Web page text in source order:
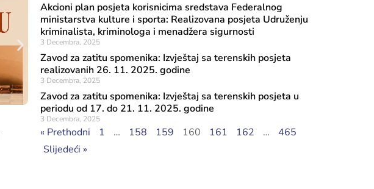
Objavljeno: 7 Augusta, 2026
Rezultati javnog poziva 2026: Transfer za
značaja, Tekući transfer pojedincima,
Akcioni plan posjeta korisnicima sredstava Federalnog
ministarstva kulture i sporta: Realizovana posjeta Udruženju
kriminalista, kriminologa i menadžera sigurnosti
3 Decembra, 2025
Zavod za zatitu spomenika: Izvještaj sa terenskih posjeta
realizovanih 26. 11. 2025. godine
3 Decembra, 2025
Zavod za zatitu spomenika: Izvještaj sa terenskih posjeta u
periodu od 17. do 21. 11. 2025. godine
3 Decembra, 2025
« Prethodni 1 … 158 159 160 161 162 …
465
Slijedeći »